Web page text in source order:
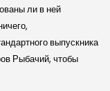
ли в ней
выпускника
Рыбачий, чтобы